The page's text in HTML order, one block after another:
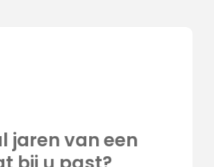
adverteren en analyse. Deze partners
combineren met andere informatie
al jaren van een
bij u past?